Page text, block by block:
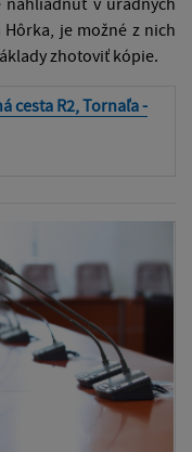
je možné z nich
zhotoviť kópie.
cesta R2, Tornaľa -